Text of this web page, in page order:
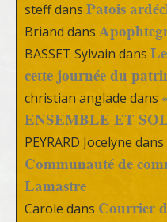
steffdans Patois
Briand dans
BASSET Sylvain dans
cette journée du
christian anglade dans
ENSEMBLE ET
PEYRARD Jocelyne dans
Communauté de
Lamastre
Carole dans Courrier